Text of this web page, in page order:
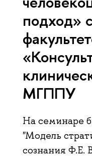
подход»
МГППУ
На семинаре
"Модель
сознания Ф.Е.